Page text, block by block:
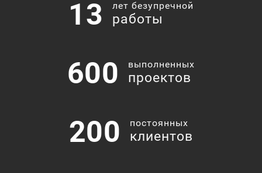
13 лет безупречной
работы
600 выполненных
проектов
200 постоянных
клиентов